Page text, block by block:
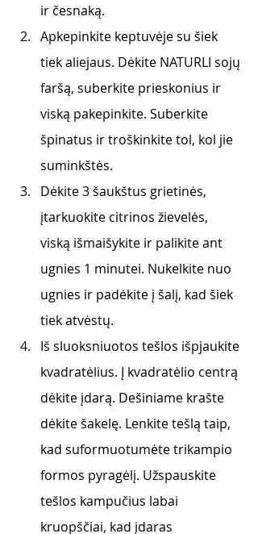
ir česnaką.
Apkepinkite keptuvėje su šiek
tiek aliejaus. Dėkite NATURLI sojų
faršą, suberkite prieskonius ir
viską pakepinkite. Suberkite
špinatus ir troškinkite tol, kol jie
suminkštės.
Dėkite 3 šaukštus grietinės,
įtarkuokite citrinos žievelės,
viską išmaišykite ir palikite ant
ugnies 1 minutei. Nukelkite nuo
ugnies ir padėkite į šalį, kad šiek
tiek atvėstų.
Iš sluoksniuotos tešlos išpjaukite
kvadratėlius. Į kvadratėlio centrą
dėkite įdarą. Dešiniame krašte
dėkite šakelę. Lenkite tešlą taip,
kad suformuotumėte trikampio
formos pyragėlį. Užspauskite
tešlos kampučius labai
kruopščiai, kad įdaras